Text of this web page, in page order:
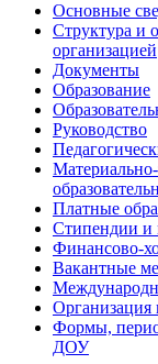
Основные
Структура и
организацией
Документы
Образование
Руководство
Платные
Стипендии и
Финансово-
Вакантные
Организация
Формы,
ДОУ